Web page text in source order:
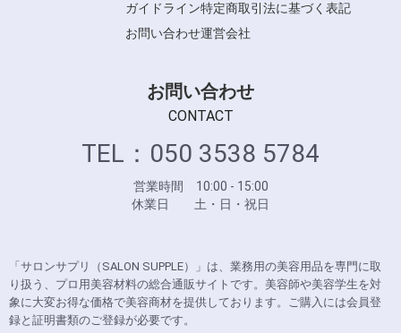
ガイドライン特定商取引法に基づく表記
お問い合わせ運営会社
お問い合わせ
CONTACT
TEL：050 3538 5784
営業時間 10:00 - 15:00
休業日 土・日・祝日
「サロンサプリ（SALON SUPPLE）」は、業務用の美容用品を専門に取
り扱う、プロ用美容材料の総合通販サイトです。美容師や美容学生を対
象に大変お得な価格で美容商材を提供しております。ご購入には会員登
録と証明書類のご登録が必要です。